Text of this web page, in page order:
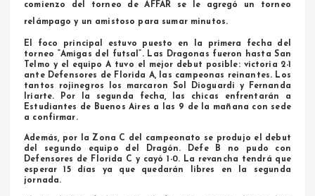
comienzo del torneo de AFFAR se le agregó un torneo
relámpago y un amistoso para sumar minutos.
El foco principal estuvo puesto en la primera fecha del
torneo “Amigas del futsal”. Las Dragonas fueron hasta San
Telmo y el equipo A tuvo el mejor debut posible: victoria 2-1
ante Defensores de Florida A, las campeonas reinantes. Los
tantos rojinegros los marcaron Sol Dioguardi y Fernanda
Iriarte. Por la segunda fecha, las chicas enfrentarán a
Estudiantes de Buenos Aires a las 9 de la mañana con sede
a confirmar.
Además, por la Zona C del campeonato se produjo el debut
del segundo equipo del Dragón. Defe B no pudo con
Defensores de Florida C y cayó 1-0. La revancha tendrá que
esperar 15 días ya que quedarán libres en la segunda
jornada.